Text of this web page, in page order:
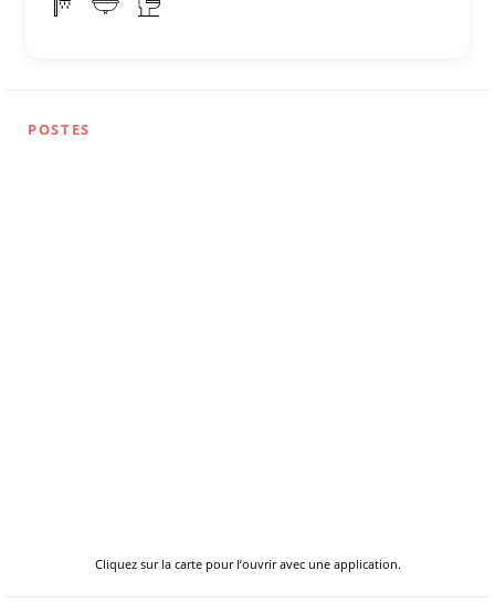
POSTES
Cliquez sur la carte pour l’ouvrir avec une application.